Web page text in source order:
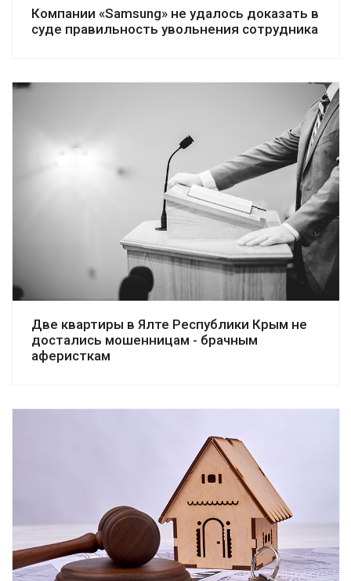
Компании «Samsung» не удалось доказать в
суде правильность увольнения сотрудника
Смотреть дело
Две квартиры в Ялте Республики Крым не
достались мошенницам - брачным
аферисткам
Смотреть дело